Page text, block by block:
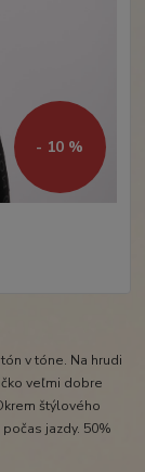
- 10 %
v tóne. Na hrudi
veľmi dobre
štýlového
jazdy. 50%